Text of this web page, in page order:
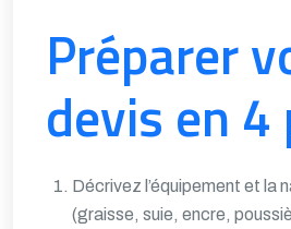
Préparer
devis en
Décrivez l’équipement et la
(graisse, suie, encre,